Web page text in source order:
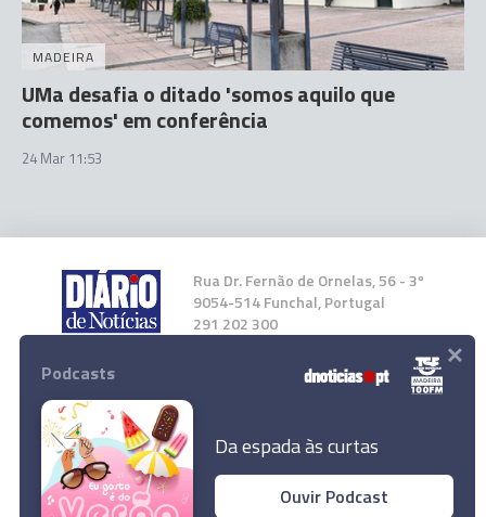
MADEIRA
UMa desafia o ditado 'somos aquilo que
comemos' em conferência
24 Mar 11:53
Rua Dr. Fernão de Ornelas, 56 - 3º
9054-514 Funchal, Portugal
291 202 300
Instale a nossa App
Podcasts
Da espada às curtas
Ouvir Podcast
×